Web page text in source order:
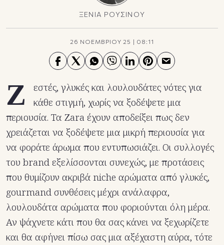
ΞΕΝΙΑ ΡΟΥΣΙΝΟΥ
26 ΝΟΕΜΒΡΙΟΥ 25 | 08:11
Ζ
εστές, γλυκές και λουλουδάτες νότες για
κάθε στιγμή, χωρίς να ξοδέψετε μια
περιουσία. Τα Zara έχουν αποδείξει πως δεν
χρειάζεται να ξοδέψετε μια μικρή περιουσία για
να φοράτε άρωμα που εντυπωσιάζει. Οι συλλογές
του brand εξελίσσονται συνεχώς, με προτάσεις
που θυμίζουν ακριβά niche αρώματα από γλυκές,
gourmand συνθέσεις μέχρι ανάλαφρα,
λουλουδάτα αρώματα που φοριούνται όλη μέρα.
Αν ψάχνετε κάτι που θα σας κάνει να ξεχωρίζετε
και θα αφήνει πίσω σας μια αξέχαστη αύρα, τότε